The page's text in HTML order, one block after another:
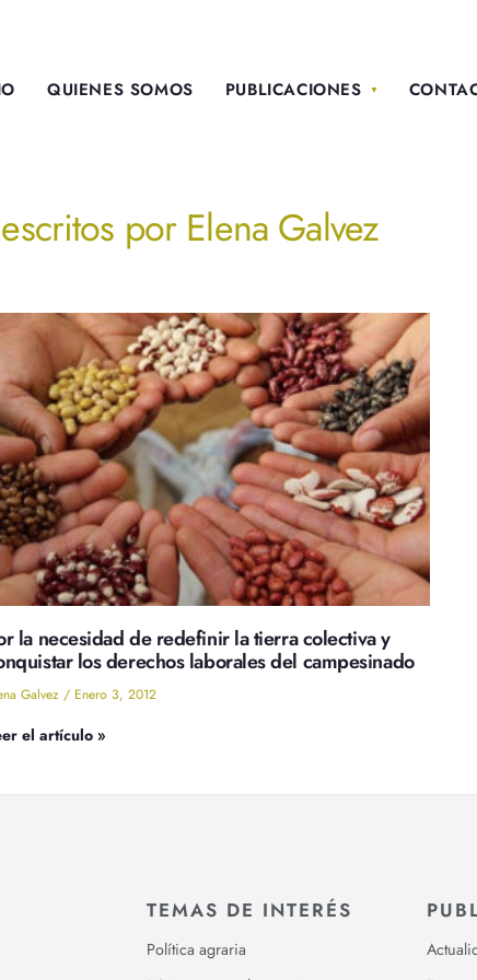
QUIENES SOMOS PUBLICACIONES
por Elena Galvez
la necesidad de redefinir la tierra colectiva y
los derechos laborales del campesinado
Galvez Enero 3, 2012
el artículo »
TEMAS DE INTERÉS
Política agraria